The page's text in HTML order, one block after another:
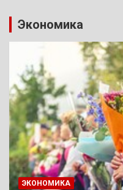
Экономика
ЭКОНОМИКА